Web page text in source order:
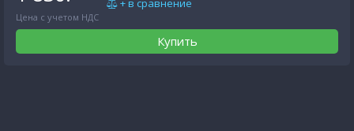
Цена с учетом НДС
Купить